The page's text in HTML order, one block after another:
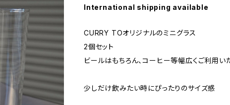
International shipping available
CURRY TOオリジナルのミニグラス
2個セット
ビールはもちろん、コーヒー等幅広くご利用い
少しだけ飲みたい時にぴったりのサイズ感